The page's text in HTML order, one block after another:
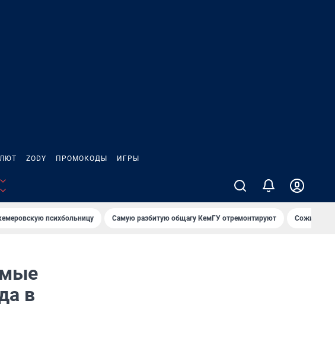
ZODY ПРОМОКОДЫ ИГРЫ
психбольницу Самую разбитую общагу КемГУ отремонтируют
в